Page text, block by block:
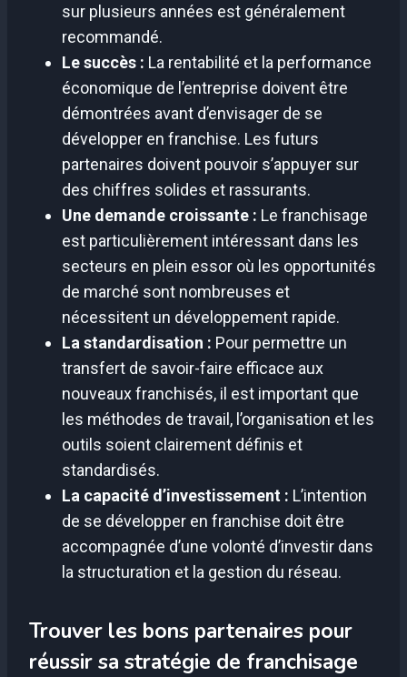
sur plusieurs années est généralement
recommandé.
Le succès : La rentabilité et la performance
économique de l’entreprise doivent être
démontrées avant d’envisager de se
développer en franchise. Les futurs
partenaires doivent pouvoir s’appuyer sur
des chiffres solides et rassurants.
Une demande croissante : Le franchisage
est particulièrement intéressant dans les
secteurs en plein essor où les opportunités
de marché sont nombreuses et
nécessitent un développement rapide.
La standardisation : Pour permettre un
transfert de savoir-faire efficace aux
nouveaux franchisés, il est important que
les méthodes de travail, l’organisation et les
outils soient clairement définis et
standardisés.
La capacité d’investissement : L’intention
de se développer en franchise doit être
accompagnée d’une volonté d’investir dans
la structuration et la gestion du réseau.
Trouver les bons partenaires pour
réussir sa stratégie de franchisage